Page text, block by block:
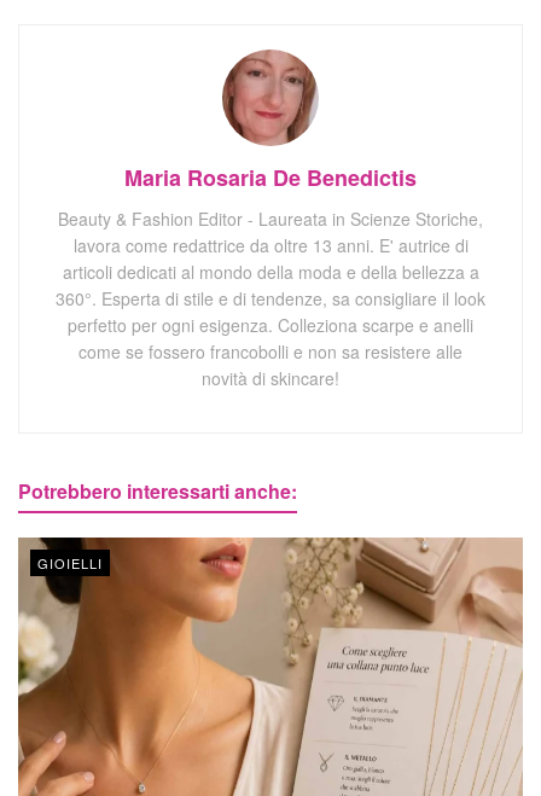
Maria Rosaria De Benedictis
Beauty & Fashion Editor - Laureata in Scienze Storiche,
lavora come redattrice da oltre 13 anni. E' autrice di
articoli dedicati al mondo della moda e della bellezza a
360°. Esperta di stile e di tendenze, sa consigliare il look
perfetto per ogni esigenza. Colleziona scarpe e anelli
come se fossero francobolli e non sa resistere alle
novità di skincare!
Potrebbero interessarti anche:
GIOIELLI